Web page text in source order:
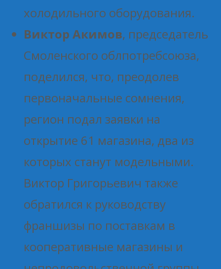
холодильного оборудования.
Виктор Акимов, председатель
Смоленского облпотребсоюза,
поделился, что, преодолев
первоначальные сомнения,
регион подал заявки на
открытие 61 магазина, два из
которых станут модельными.
Виктор Григорьевич также
обратился к руководству
франшизы по поставкам в
кооперативные магазины и